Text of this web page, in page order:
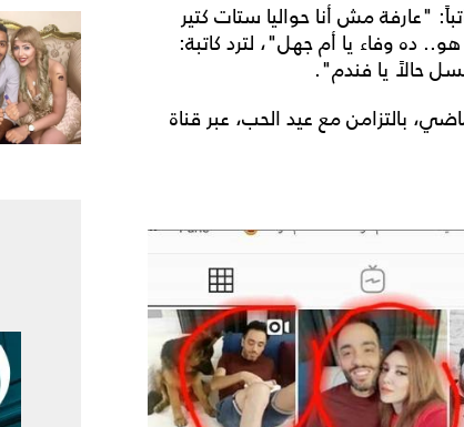
"عارفة مش أنا حواليا ستات كتير
ده وفاء يا أم جهل"، لترد كاتبة:
حالاً يا فندم".
بالتزامن مع عيد الحب، عبر قناة